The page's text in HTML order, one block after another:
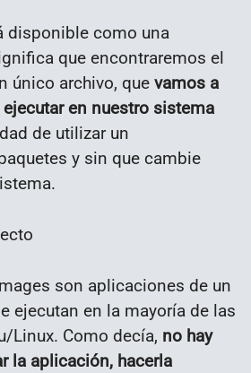
disponible como una
que encontraremos el
único archivo, que vamos a
en nuestro sistema
de utilizar un
y sin que cambie
son aplicaciones de un
ejecutan en la mayoría de las
Linux. Como decía, no hay
la aplicación, hacerla